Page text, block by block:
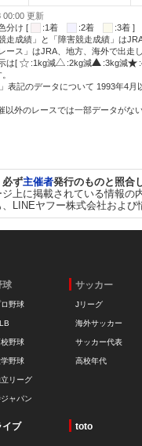
00:00 更新
分け [
:1着 :2着
:3着 ]
走成績」と「障害競走成績」は
ース」はJRA、地方、海外で出走
は[
:1kg減 :2kg減 :3kg減
表記のデータについて 1993年4月
外のレースでは一部データがな
必ず主催者発行のものと照合
上に掲載されている情報
LINEヤフー株式会社および
球
ロ野球
野球
野球
リーグ
ャパン
サッカー
Jリーグ
海外サッカー
サッカー代表
高校年代
イブ toto